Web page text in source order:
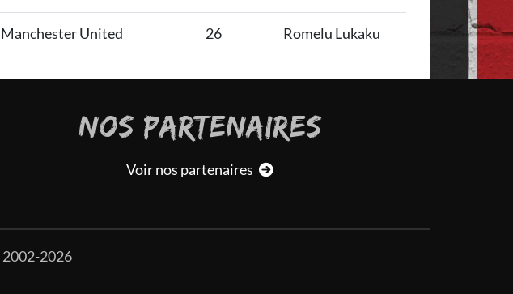
Manchester United 26 Romelu Lukaku
NOS PARTENAIRES
Voir nos partenaires
2026